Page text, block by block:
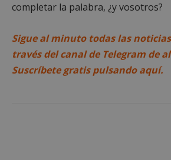
completar la palabra, ¿y vosotros?
Sigue al minuto todas las
través del canal de Telegram de
Suscríbete gratis pulsando aquí.
Cookies estrictamente
Cookies de rendimiento